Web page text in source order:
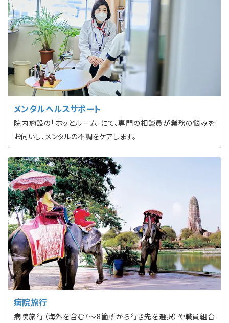
メンタルヘルスサポート
院内施設の「ホッとルーム」にて、専門の相談員が業務の悩みを
お伺いし、メンタルの不調をケアします。
病院旅行
病院旅行（海外を含む7〜8箇所から行き先を選択）や職員組合